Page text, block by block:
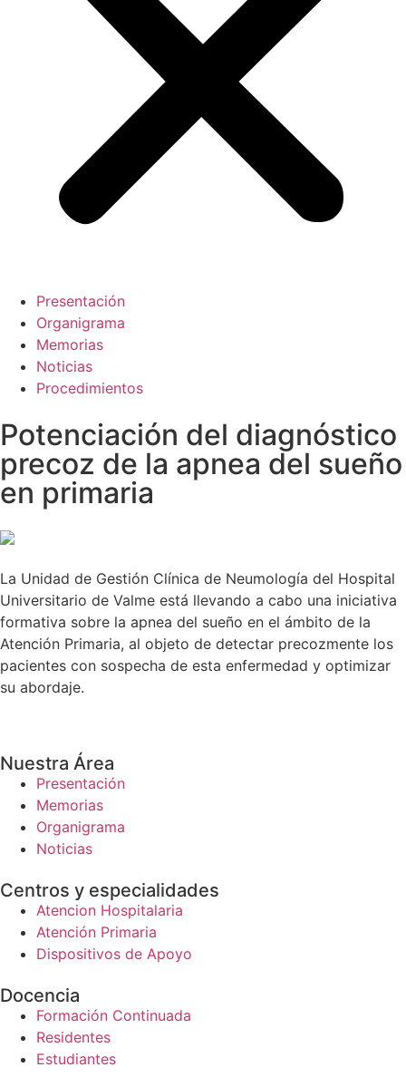
Presentación
Organigrama
Memorias
Noticias
Procedimientos
Potenciación del diagnóstico
precoz de la apnea del sueño
en primaria
La Unidad de Gestión Clínica de Neumología del Hospital
Universitario de Valme está llevando a cabo una iniciativa
formativa sobre la apnea del sueño en el ámbito de la
Atención Primaria, al objeto de detectar precozmente los
pacientes con sospecha de esta enfermedad y optimizar
su abordaje.
Nuestra Área
Presentación
Memorias
Organigrama
Noticias
Centros y especialidades
Atencion Hospitalaria
Atención Primaria
Dispositivos de Apoyo
Docencia
Formación Continuada
Residentes
Estudiantes